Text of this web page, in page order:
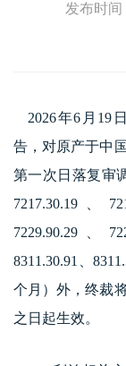
发布时间
2026年6月19
告，对原产于中
第一次日落复审
7217.30.19、
7229.90.29、
8311.30.91、
个月）外，终裁
之日起生效。